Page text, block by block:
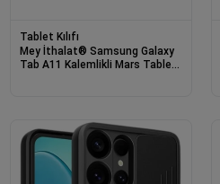
Tablet Kılıfı
Mey İthalat® Samsung Galaxy
Tab A11 Kalemlikli Mars Tablet